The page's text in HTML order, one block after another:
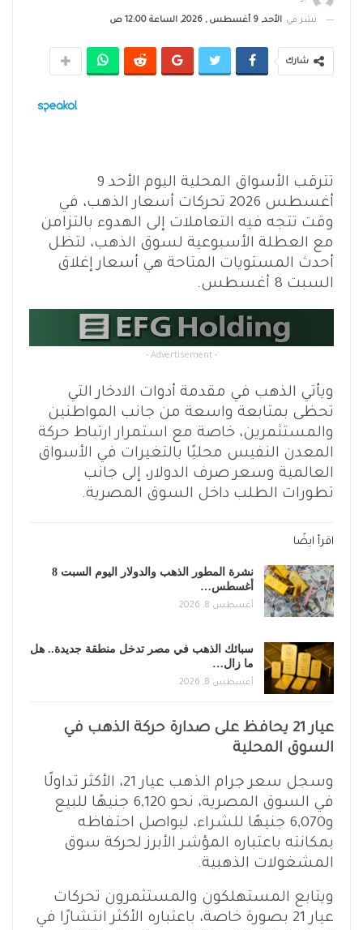
نشر في الأحد, 9 أغسطس , 2026, الساعة 12:00 ص
شارك
تترقب الأسواق المحلية اليوم الأحد 9
أغسطس 2026 تحركات أسعار الذهب، في
وقت تتجه فيه التعاملات إلى الهدوء بالتزامن
مع العطلة الأسبوعية لسوق الذهب، لتظل
أحدث المستويات المتاحة هي أسعار إغلاق
السبت 8 أغسطس.
- Advertisement -
ويأتي الذهب في مقدمة أدوات الادخار التي
تحظى بمتابعة واسعة من جانب المواطنين
والمستثمرين، خاصة مع استمرار ارتباط حركة
المعدن النفيس محليًا بالتغيرات في الأسواق
العالمية وسعر صرف الدولار، إلى جانب
تطورات الطلب داخل السوق المصرية.
اقرأ ايضًا
نشرة المطور الذهب والدولار اليوم السبت 8
أغسطس…
أغسطس 8, 2026
سبائك الذهب في مصر تدخل منطقة جديدة.. هل
ما زال…
أغسطس 8, 2026
عيار 21 يحافظ على صدارة حركة الذهب في
السوق المحلية
وسجل سعر جرام الذهب عيار 21، الأكثر تداولًا
في السوق المصرية، نحو 6,120 جنيهًا للبيع
و6,070 جنيهًا للشراء، ليواصل احتفاظه
بمكانته باعتباره المؤشر الأبرز لحركة سوق
المشغولات الذهبية.
ويتابع المستهلكون والمستثمرون تحركات
عيار 21 بصورة خاصة، باعتباره الأكثر انتشارًا في